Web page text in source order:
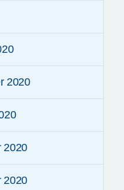
2020
2020
2020